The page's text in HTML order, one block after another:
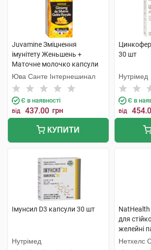
Juvamine Зміцнення
імунітету Женьшень +
Маточне молочко капсули
30 шт
Юва Санте Інтернешинал
Є в наявності
від 437.00 грн
КУПИТИ
30 шт
Нутрімед
Є в
від
Імунсил D3 капсули 30 шт
Нутрімед
NatHealth
для
желейні
Нетхелс